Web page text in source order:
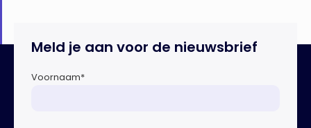
Meld je aan voor de nieuwsbrief
Voornaam*